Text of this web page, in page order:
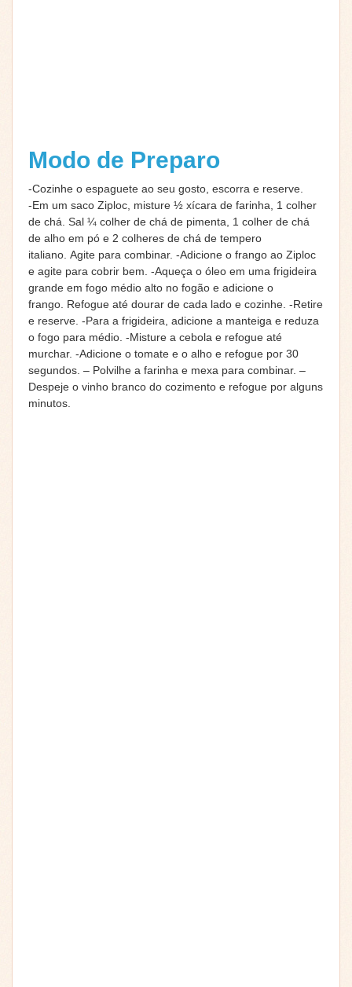
Modo de Preparo
-Cozinhe o espaguete ao seu gosto, escorra e reserve.
-Em um saco Ziploc, misture ½ xícara de farinha, 1 colher
de chá. Sal ¼ colher de chá de pimenta, 1 colher de chá
de alho em pó e 2 colheres de chá de tempero
italiano. Agite para combinar. -Adicione o frango ao Ziploc
e agite para cobrir bem. -Aqueça o óleo em uma frigideira
grande em fogo médio alto no fogão e adicione o
frango. Refogue até dourar de cada lado e cozinhe. -Retire
e reserve. -Para a frigideira, adicione a manteiga e reduza
o fogo para médio. -Misture a cebola e refogue até
murchar. -Adicione o tomate e o alho e refogue por 30
segundos. – Polvilhe a farinha e mexa para combinar. –
Despeje o vinho branco do cozimento e refogue por alguns
minutos.